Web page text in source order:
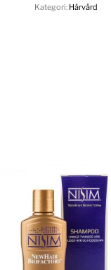
Kategori: Hårvård